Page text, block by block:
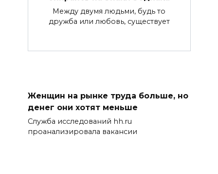
Между двумя людьми, будь то
дружба или любовь, существует
Женщин на рынке труда больше, но
денег они хотят меньше
Служба исследований hh.ru
проанализировала вакансии